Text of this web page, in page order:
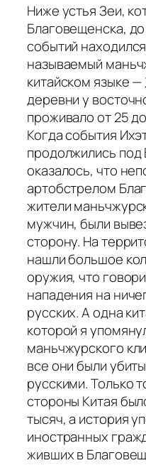
Ниже устья Зеи,
Благовещенска,
событий
называемый
китайском языке
деревни у
проживало от 25
Когда события
продолжились
оказалось, что
артобстрелом
жители
мужчин, были
сторону. На
нашли большое
оружия, что
нападения на
русских. А одна
которой я
маньчжурского
все они были
русскими. Только
стороны Китая
тысяч, а история
иностранных
живших в